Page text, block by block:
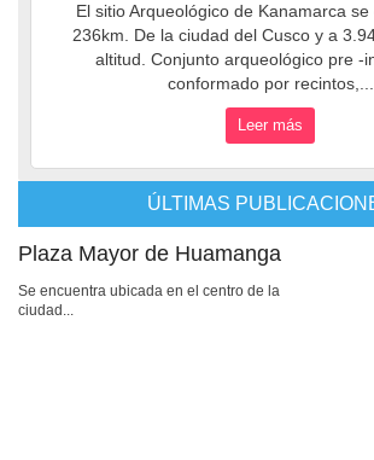
El sitio Arqueológico de Kanamarca
236km. De la ciudad del Cusco y a
altitud. Conjunto arqueológico pre -
conformado por recintos,...
Leer más
ÚLTIMAS
Plaza Mayor de Huamanga
Se encuentra ubicada en el centro de la
ciudad...